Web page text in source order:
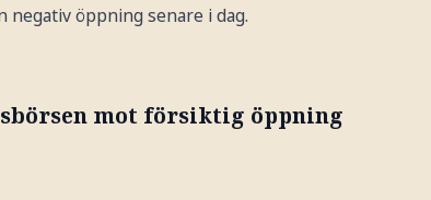
öppning senare i dag.
mot försiktig öppning